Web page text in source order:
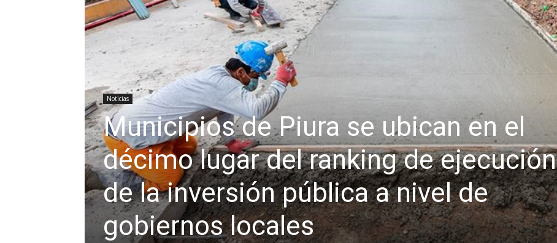
Noticias
Municipios de Piura se ubican en el
décimo lugar del ranking de ejecución
de la inversión pública a nivel de
gobiernos locales